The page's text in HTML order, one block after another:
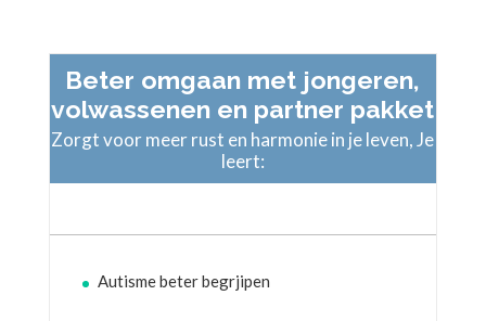
Beter omgaan met jongeren,
volwassenen en partner pakket
Zorgt voor meer rust en harmonie in je leven, Je
leert:
Autisme beter begrjipen